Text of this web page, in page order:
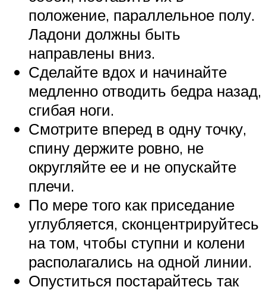
положение, параллельное полу.
Ладони должны быть
направлены вниз.
Сделайте вдох и начинайте
медленно отводить бедра назад,
сгибая ноги.
Смотрите вперед в одну точку,
спину держите ровно, не
округляйте ее и не опускайте
плечи.
По мере того как приседание
углубляется, сконцентрируйтесь
на том, чтобы ступни и колени
располагались на одной линии.
Опуститься постарайтесь так